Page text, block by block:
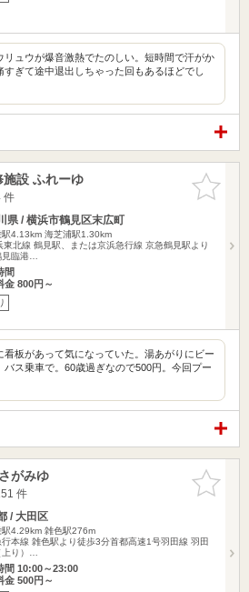
リュウが爆音激熱でたのしい。短時間で汗がか
すぎて途中退出しちゃった回もあるほどでし
お気に入
りに追加
設 ふれーゆ
件
県 / 横浜市鶴見区末広町
駅4.13km 海芝浦駅1.30km
東北線 鶴見駅、または京浜急行線 京急鶴見駅より
見臨港…
間
金 800円～
看板があって気になっていた。湯あがりにビー
バス乗車で。60歳過ぎなので500円。今回プー
お気に入
りに追加
がみゆ
件
/ 大田区
駅4.29km 雑色駅276m
本線 雑色駅より徒歩3分首都高速1号羽田線 羽田
り）…
間 10:00～23:00
金 500円～